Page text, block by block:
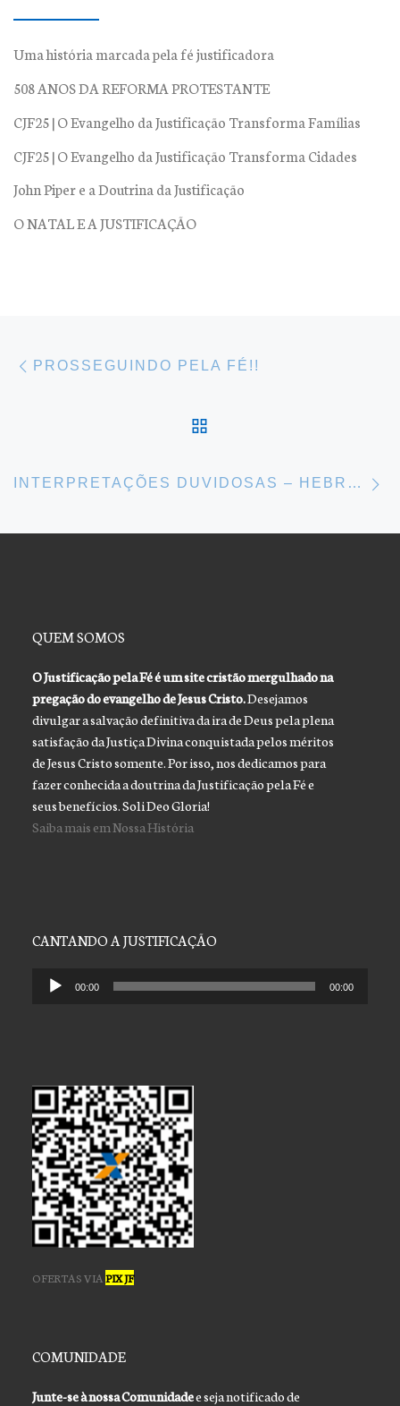
Uma história marcada pela fé justificadora
508 ANOS DA REFORMA PROTESTANTE
CJF25 | O Evangelho da Justificação Transforma Famílias
CJF25 | O Evangelho da Justificação Transforma Cidades
John Piper e a Doutrina da Justificação
O NATAL E A JUSTIFICAÇÃO
PROSSEGUINDO PELA FÉ!!
INTERPRETAÇÕES DUVIDOSAS – HEBREUS 6 (PARTE 1)
QUEM SOMOS
O Justificação pela Fé é um site cristão mergulhado na
pregação do evangelho de Jesus Cristo.Desejamos
divulgar a salvação definitiva da ira de Deus pela plena
satisfação da Justiça Divina conquistada pelos méritos
de Jesus Cristo somente. Por isso, nos dedicamos para
fazer conhecida a doutrina da Justificação pela Fé e
seus benefícios. Soli Deo Gloria!
Saiba mais em Nossa História
CANTANDO A JUSTIFICAÇÃO
Tocador 00:00 00:00
OFERTAS VIA PIX JF
COMUNIDADE
Junte-se à nossa Comunidadee seja notificado de